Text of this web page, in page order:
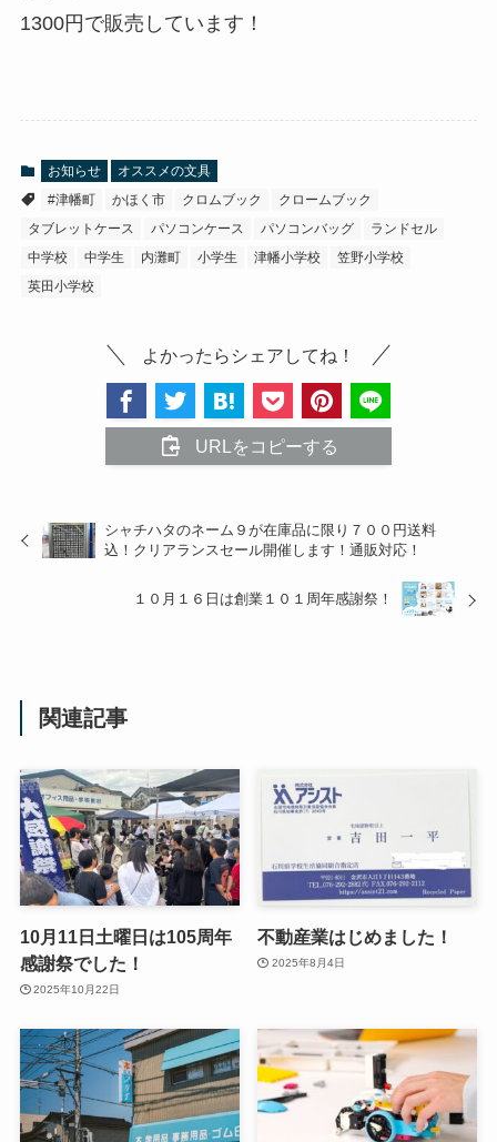
1300円で販売しています！
お知らせ
オススメの文具
#津幡町
かほく市 クロムブック
クロームブック
タブレットケース
パソコンケース パソコンバッグ
ランドセル
中学校
中学生 内灘町 小学生 津幡小学校
笠野小学校
英田小学校
よかったらシェアしてね！
URLをコピーする
シャチハタのネーム９が在庫品に限り７００円送料
込！クリアランスセール開催します！通販対応！
１０月１６日は創業１０１周年感謝祭！
関連記事
10月11日土曜日は105周年
感謝祭でした！
2025年10月22日
不動産業はじめました！
2025年8月4日